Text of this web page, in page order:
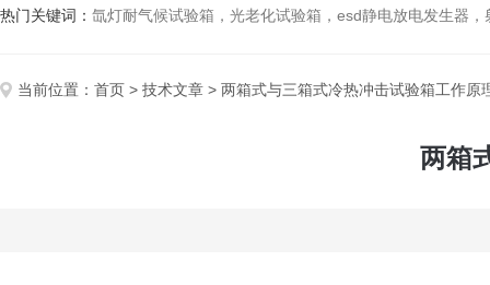
热门关键词： 氙灯耐气候试验箱，光老化试验箱，esd静电放电发生器
当前位置： 首页 > 技术文章 > 两箱式与三箱式冷热冲击试验箱工作原
两箱